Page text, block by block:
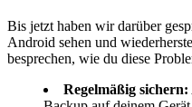
Bis jetzt haben wir darüber
Android sehen und
besprechen, wie du diese
Regelmäßig sichern: